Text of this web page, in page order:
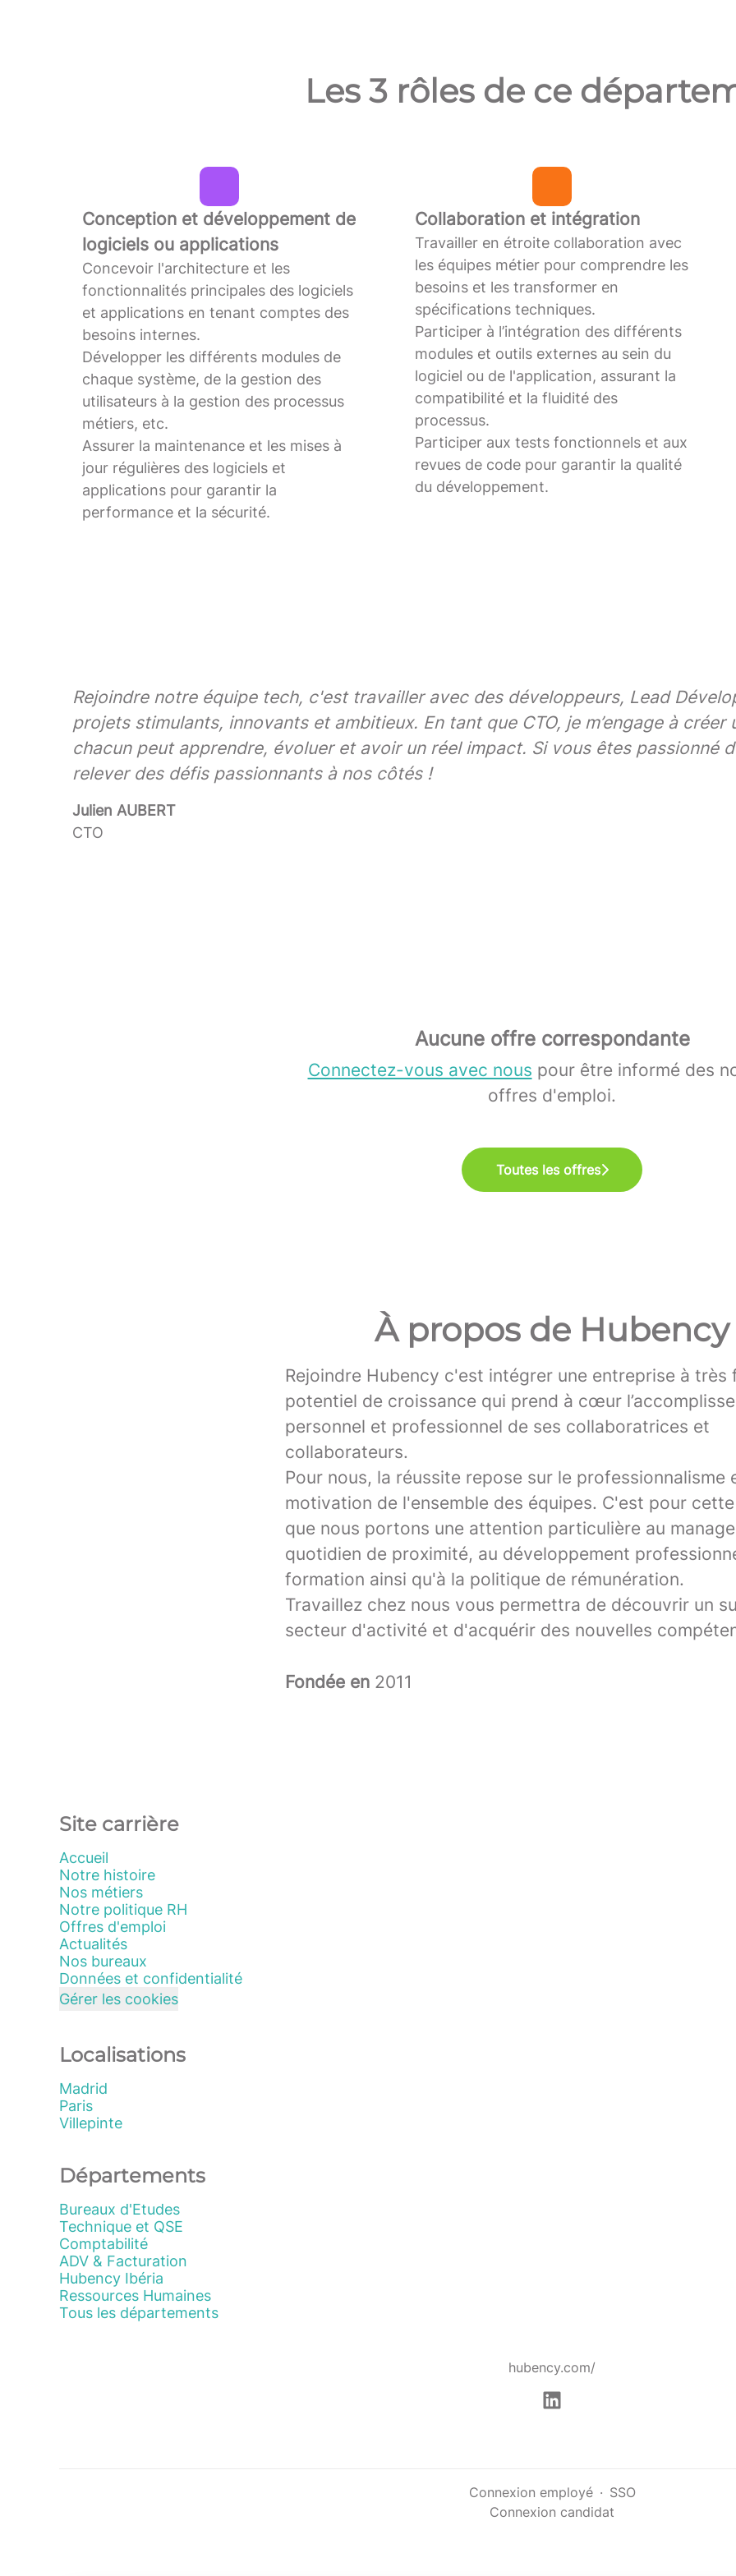
Les 3 rôles de ce
Conception et développement de
logiciels ou applications
Concevoir l'architecture et les
fonctionnalités principales des logiciels
et applications en tenant comptes des
besoins internes.
Développer les différents modules de
chaque système, de la gestion des
utilisateurs à la gestion des processus
métiers, etc.
Assurer la maintenance et les mises à
jour régulières des logiciels et
applications pour garantir la
performance et la sécurité.
Collaboration et intégration
Travailler en étroite collaboration avec
les équipes métier pour comprendre les
besoins et les transformer en
spécifications techniques.
Participer à l’intégration des différents
modules et outils externes au sein du
logiciel ou de l'application, assurant la
compatibilité et la fluidité des
processus.
Participer aux tests fonctionnels et aux
revues de code pour garantir la qualité
du développement.
Rejoindre notre équipe tech, c'est travailler avec des développeurs, Lead
projets stimulants, innovants et ambitieux. En tant que CTO, je m’engage à
chacun peut apprendre, évoluer et avoir un réel impact. Si vous êtes passionné
relever des défis passionnants à nos côtés !
Julien AUBERT
CTO
Aucune offre correspondante
Connectez-vous avec nous pour être informé des
offres d'emploi.
Toutes les offres
À propos de Hubency
Rejoindre Hubency c'est intégrer une entreprise à très
potentiel de croissance qui prend à cœur
personnel et professionnel de ses collaboratrices et
collaborateurs.
Pour nous, la réussite repose sur le professionnalisme
motivation de l'ensemble des équipes. C'est pour
que nous portons une attention particulière au
quotidien de proximité, au développement
formation ainsi qu'à la politique de rémunération.
Travaillez chez nous vous permettra de découvrir un
secteur d'activité et d'acquérir des nouvelles
Fondée en 2011
Site carrière
Accueil
Notre histoire
Nos métiers
Notre politique RH
Offres d'emploi
Actualités
Nos bureaux
Données et confidentialité
Gérer les cookies
Localisations
Madrid
Paris
Villepinte
Départements
Bureaux d'Etudes
Technique et QSE
Comptabilité
ADV & Facturation
Hubency Ibéria
Ressources Humaines
Tous les départements
hubency.com/
Connexion employé · SSO
Connexion candidat